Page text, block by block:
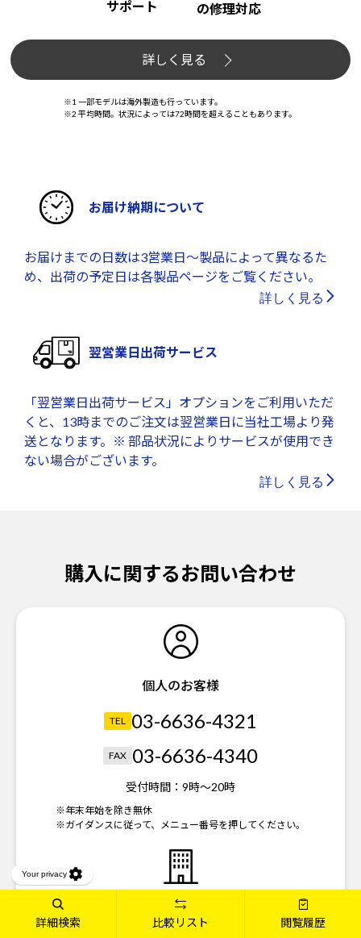
サポート
の修理対応
詳しく見る
※1 一部モデルは海外製造も行っています。
※2 平均時間。状況によっては72時間を超えることもあります。
お届け納期について
お届けまでの日数は3営業日～製品によって異なるた
め、出荷の予定日は各製品ページをご覧ください。
詳しく見る
翌営業日出荷サービス
「翌営業日出荷サービス」オプションをご利用いただ
くと、13時までのご注文は翌営業日に当社工場より発
送となります。※ 部品状況によりサービスが使用でき
ない場合がございます。
詳しく見る
購入に関するお問い合わせ
個人のお客様
TEL 03-6636-4321
FAX 03-6636-4340
受付時間： 9時～20時
※年末年始を除き無休
※ガイダンスに従って、メニュー番号を押してください。
法人のお客様
詳細検索 比較リスト 閲覧履歴